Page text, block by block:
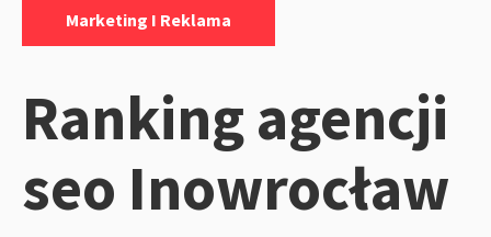
Marketing I Reklama
Ranking agencji
seo Inowrocław